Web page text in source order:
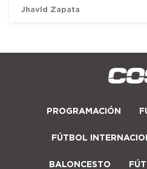
Jhavid Zapata
PROGRAMACIÓN
FÚTBOL
BALONCESTO